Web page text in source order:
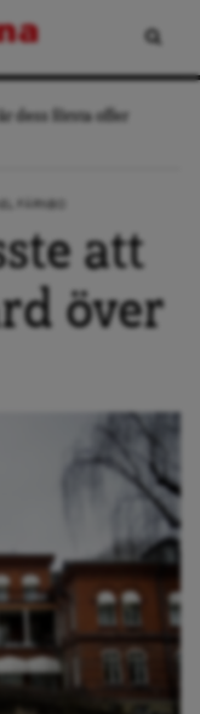
dess första offer
att
över